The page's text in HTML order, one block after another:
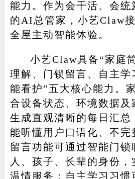
能力。作为会干活、会统
的AI总管家，小艺Claw
全屋主动智能体验。
小艺Claw具备“家庭
理解、门锁留言、自主学
能看护”五大核心能力。
合设备状态、环境数据及
生成直观清晰的每日汇总
能听懂用户口语化、不完
留言功能可通过智能门锁
人、孩子、长辈的身份，
温情服务；自主学习习